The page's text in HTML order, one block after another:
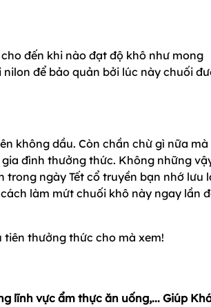
đến khi nào đạt độ khô như mong
để bảo quản bởi lúc này chuối
không dầu. Còn chần chừ gì nữa mà
đình thưởng thức. Không những
ngày Tết cổ truyền bạn nhớ lưu
làm mứt chuối khô này ngay lần
thưởng thức cho mà xem!
lĩnh vực ẩm thực ăn uống,... Giúp